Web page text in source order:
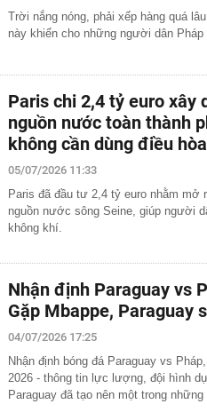
Trời nắng nóng, phải xếp hàng quá
này khiến cho những người dân
Paris chi 2,4 tỷ euro xây
nguồn nước toàn thành
không cần dùng điều hòa
05/07/2026 11:33
Paris đã đầu tư 2,4 tỷ euro nhằm mở
nguồn nước sông Seine, giúp người
không khí.
Nhận định Paraguay vs
Gặp Mbappe, Paraguay
04/07/2026 17:25
Nhận định bóng đá Paraguay vs
2026 - thông tin lực lượng, đội hình
Paraguay đã tạo nên một trong